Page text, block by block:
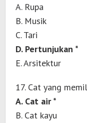
A. Rupa
B. Musik
C. Tari
D. Pertunjukan *
E. Arsitektur
17. Cat yang
A. Cat air *
B. Cat kayu